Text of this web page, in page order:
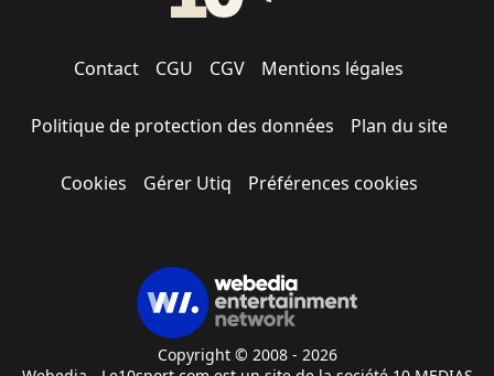
Contact CGU CGV Mentions légales
Politique de protection des données Plan du site
Cookies Gérer Utiq Préférences cookies
Copyright © 2008 - 2026